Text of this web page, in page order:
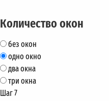
Количество окон
без окон
одно окно
два окна
три окна
Шаг 7